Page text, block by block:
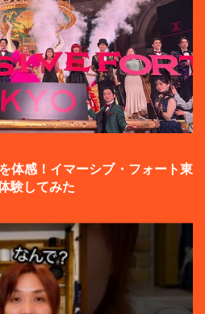
体感！イマーシブ・フォート東
験してみた